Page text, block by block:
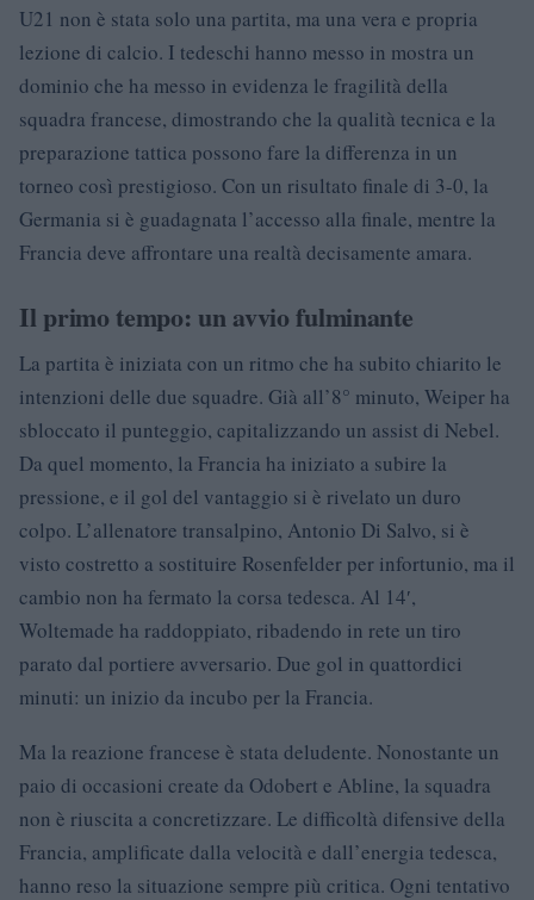
U21 non è stata solo una partita, ma una vera e propria
lezione di calcio. I tedeschi hanno messo in mostra un
dominio che ha messo in evidenza le fragilità della
squadra francese, dimostrando che la qualità tecnica e la
preparazione tattica possono fare la differenza in un
torneo così prestigioso. Con un risultato finale di 3-0, la
Germania si è guadagnata l’accesso alla finale, mentre la
Francia deve affrontare una realtà decisamente amara.
Il primo tempo: un avvio fulminante
La partita è iniziata con un ritmo che ha subito chiarito le
intenzioni delle due squadre. Già all’8° minuto, Weiper ha
sbloccato il punteggio, capitalizzando un assist di Nebel.
Da quel momento, la Francia ha iniziato a subire la
pressione, e il gol del vantaggio si è rivelato un duro
colpo. L’allenatore transalpino, Antonio Di Salvo, si è
visto costretto a sostituire Rosenfelder per infortunio, ma il
cambio non ha fermato la corsa tedesca. Al 14′,
Woltemade ha raddoppiato, ribadendo in rete un tiro
parato dal portiere avversario. Due gol in quattordici
minuti: un inizio da incubo per la Francia.
Ma la reazione francese è stata deludente. Nonostante un
paio di occasioni create da Odobert e Abline, la squadra
non è riuscita a concretizzare. Le difficoltà difensive della
Francia, amplificate dalla velocità e dall’energia tedesca,
hanno reso la situazione sempre più critica. Ogni tentativo